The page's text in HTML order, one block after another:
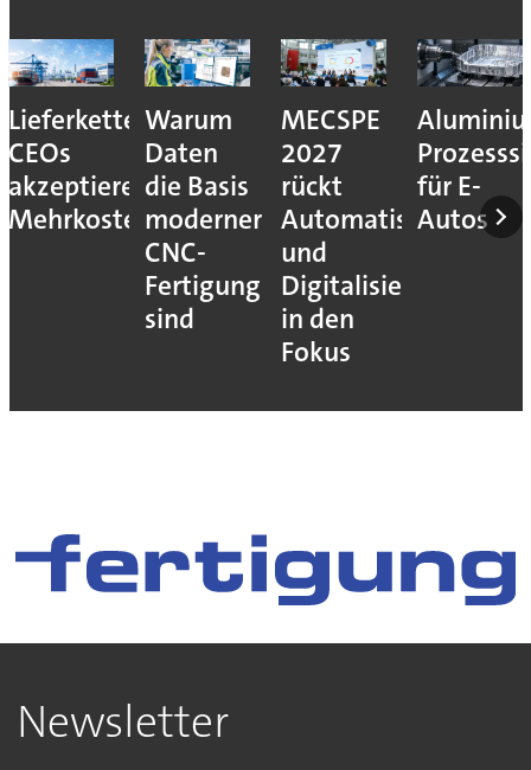
Lieferkettenresilienz:
CEOs
akzeptieren
Mehrkosten
Warum
Daten
die Basis
moderner
CNC-
Fertigung
sind
MECSPE
2027
rückt
Automatisierung
und
Digitalisierung
in den
Fokus
für E-
Autos
Newsletter